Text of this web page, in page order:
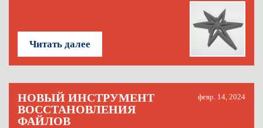
Читать далее
НОВЫЙ ИНСТРУМЕНТ
ВОССТАНОВЛЕНИЯ
ФАЙЛОВ
февр. 14, 2024